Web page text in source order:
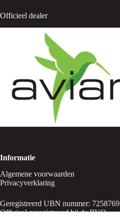
Officieel dealer
Informatie
Algemene voorwaarden
Privacyverklaring
Geregistreerd UBN nummer: 7258769
Officieel geregistreerd bij de RVO